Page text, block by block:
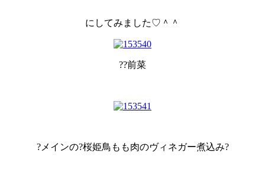
にしてみました♡＾＾
??前菜
?メインの?桜姫鳥もも肉のヴィネガー煮込み?